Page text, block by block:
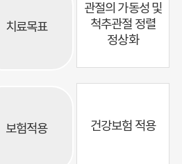
치료목표
보험적용
관절의 가동성 및
척추관절 정렬
정상화
건강보험 적용